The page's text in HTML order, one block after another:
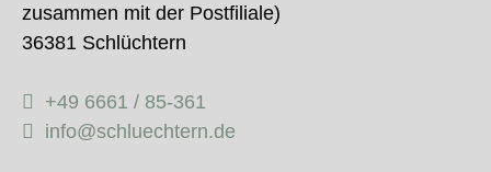
zusammen mit der Postfiliale)
36381 Schlüchtern
+49 6661 / 85-361
info@schluechtern.de